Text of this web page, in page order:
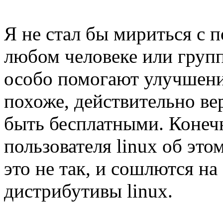
Я не стал бы мириться с
любом человеке или
особо помогают
похоже, действительно
быть бесплатными.
пользователя linux об
это не так, и сошлются
дистрибутивы linux.